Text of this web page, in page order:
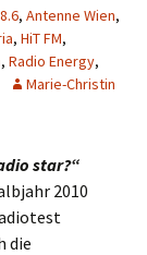
, Antenne Wien,
, HiT FM,
, Radio Energy,
Marie-Christin
star?“
2010
die